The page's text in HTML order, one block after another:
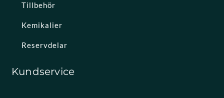
Tillbehör
Kemikalier
Reservdelar
Kundservice